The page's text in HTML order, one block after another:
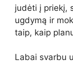
judėti į priekį,
ugdymą ir
taip, kaip
Labai svarbu